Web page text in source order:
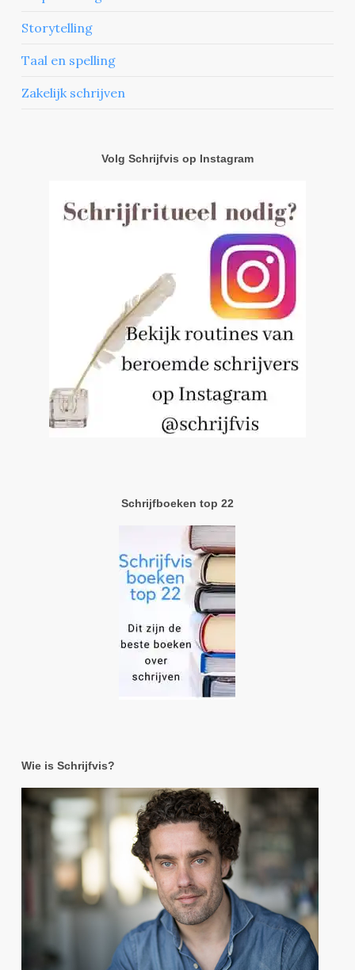
Storytelling
Taal en spelling
Zakelijk schrijven
Volg Schrijfvis op Instagram
Schrijfboeken top 22
Wie is Schrijfvis?